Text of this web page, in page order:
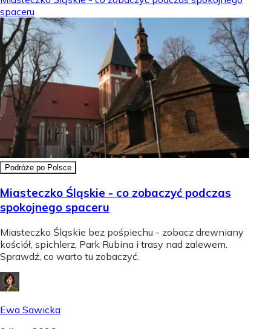
spaceru
Podróże po Polsce
Miasteczko Śląskie - co zobaczyć podczas
spokojnego spaceru
Miasteczko Śląskie bez pośpiechu - zobacz drewniany
kościół, spichlerz, Park Rubina i trasy nad zalewem.
Sprawdź, co warto tu zobaczyć.
Ewa Sawicka